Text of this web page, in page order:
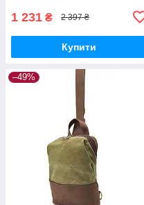
1 231 ₴ 2 397 ₴
Купити
–49%